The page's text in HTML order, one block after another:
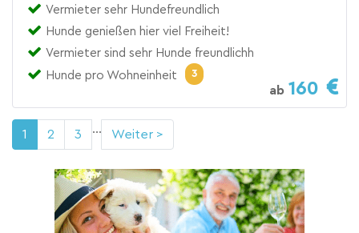
Vermieter sehr Hundefreundlich
Hunde genießen hier viel Freiheit!
Vermieter sind sehr Hunde freundlichh
Hunde pro Wohneinheit
3
ab 160
1 2 3 ... Weiter >